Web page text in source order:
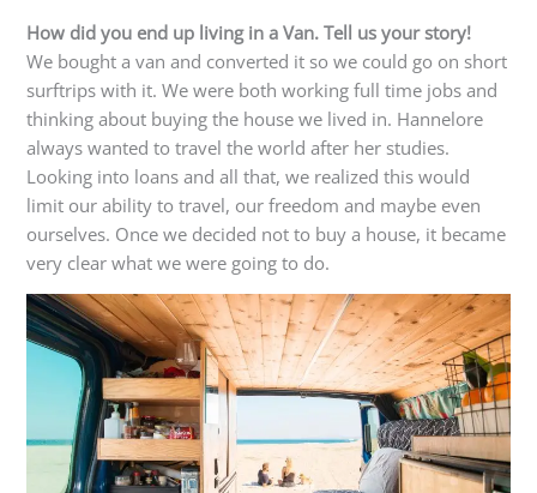
How did you end up living in a Van. Tell us your story!
We bought a van and converted it so we could go on short
surftrips with it. We were both working full time jobs and
thinking about buying the house we lived in. Hannelore
always wanted to travel the world after her studies.
Looking into loans and all that, we realized this would
limit our ability to travel, our freedom and maybe even
ourselves. Once we decided not to buy a house, it became
very clear what we were going to do.